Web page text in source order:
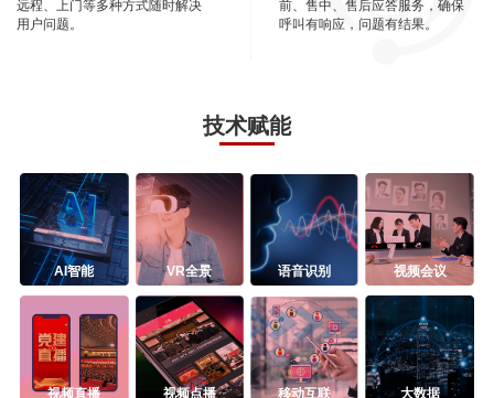
远程、上门等多种方式随时解决
用户问题。
前、售中、售后应答服务，确保
呼叫有响应，问题有结果。
技术赋能
AI智能 VR全景 语音识别 视频会议
视频直播 视频点播 移动互联 大数据